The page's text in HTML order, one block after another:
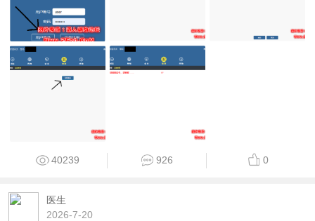
40239 926 0
医生
2026-7-20